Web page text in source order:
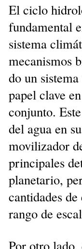
El ciclo
fundamental
sistema
mecanismos
do un
papel cla­ve
conjunto.
del agua en
movilizador
prin­cipales
planetario,
cantidades
rango de
Por otro